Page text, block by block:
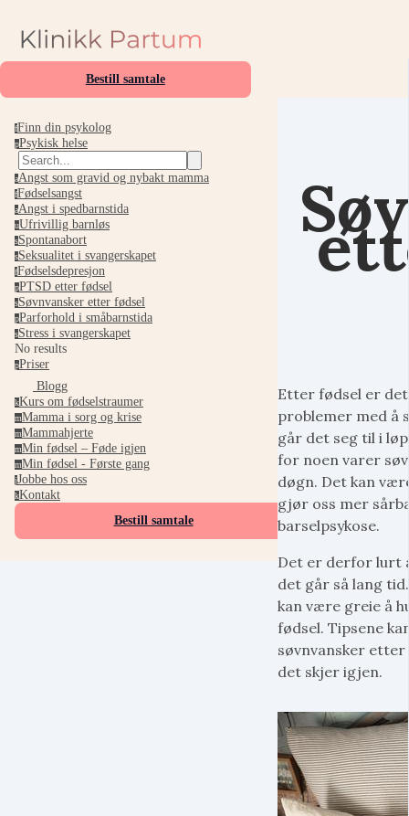
Bestill samtale
fFinn din psykolog
pPsykisk helse
aAngst som gravid og nybakt mamma
fFødselsangst
aAngst i spedbarnstida
uUfrivillig barnløs
sSpontanabort
sSeksualitet i svangerskapet
fFødselsdepresjon
pPTSD etter fødsel
sSøvnvansker etter fødsel
pParforhold i småbarnstida
sStress i svangerskapet
No results
pPriser
Blogg
kKurs om fødselstraumer
mMamma i sorg og krise
mMammahjerte
mMin fødsel – Føde igjen
mMin fødsel - Første gang
jJobbe hos oss
kKontakt
Bestill samtale
Etter fødsel er
problemer med å
går det seg til i
for noen varer
døgn. Det kan
gjør oss mer
barselpsykose.
Det er derfor lurt
det går så lang
kan være greie å
fødsel. Tipsene
søvnvansker
det skjer igjen.